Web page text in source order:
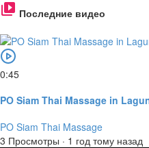
Последние видео
0:45
PO Siam Thai Massage in
PO Siam Thai Massage
3 Просмотры · 1 год тому назад